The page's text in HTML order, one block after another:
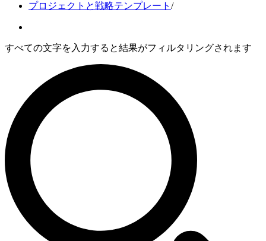
プロジェクトと戦略テンプレート /
すべての文字を入力すると結果がフィルタリングされます